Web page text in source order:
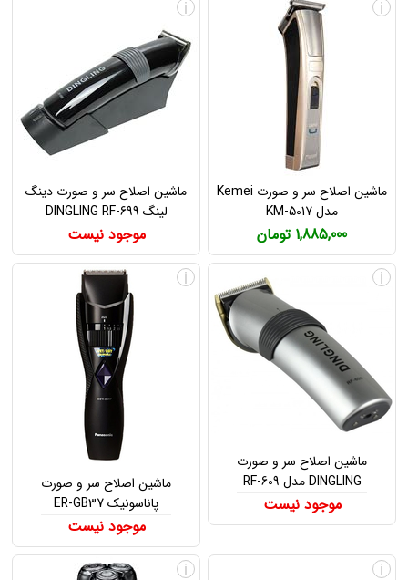
ماشین اصلاح سر و صورت Kemei
مدل KM-5017
1,885,000 تومان
i
ماشین اصلاح سر و صورت دینگ
لینگ DINGLING RF-699
موجود نیست
i
ماشین اصلاح سر و صورت
DINGLING مدل RF-609
موجود نیست
i
ماشین اصلاح سر و صورت
پاناسونیک ER-GB37
موجود نیست
i
i
i